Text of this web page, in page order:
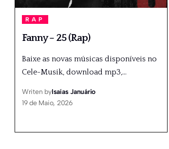
RAP
Fanny – 25 (Rap)
Baixe as novas músicas disponíveis no
Cele-Musik, download mp3,…
Writen byIsaías Januário
19 de Maio, 2026